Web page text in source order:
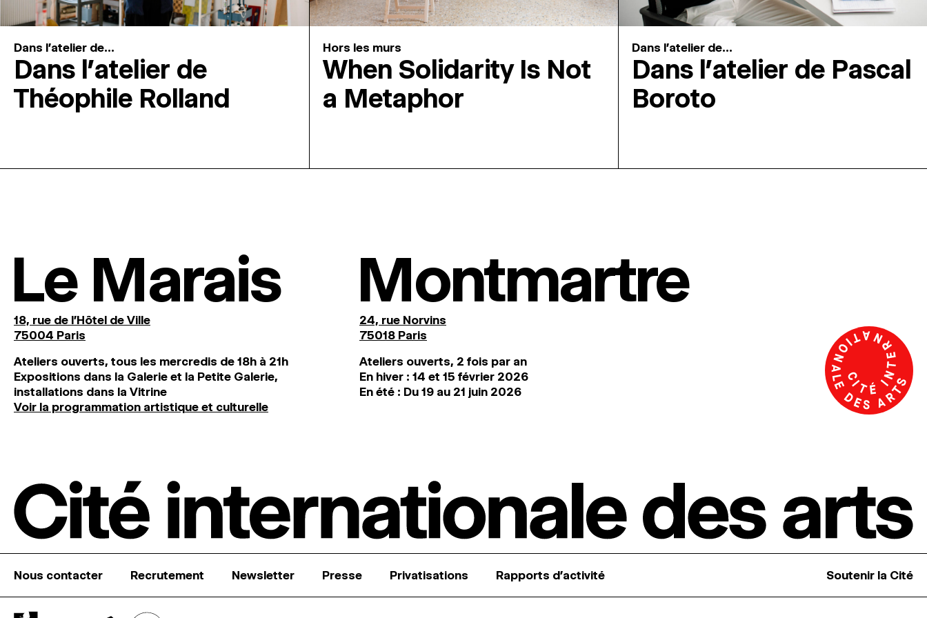
Dans l'atelier de...
Dans l’atelier de
Théophile Rolland
Hors les murs
When Solidarity Is Not
a Metaphor
Dans l'atelier de...
Dans l’atelier de Pascal
Boroto
Le Marais
18, rue de l'Hôtel de Ville
75004 Paris
Ateliers ouverts, tous les mercredis de 18h à 21h
Expositions dans la Galerie et la Petite Galerie,
installations dans la Vitrine
Voir la programmation artistique et culturelle
Montmartre
24, rue Norvins
75018 Paris
Ateliers ouverts, 2 fois par an
En hiver : 14 et 15 février 2026
En été : Du 19 au 21 juin 2026
Nous contacter Recrutement Newsletter Presse Privatisations Rapports d’activité Soutenir la Cité